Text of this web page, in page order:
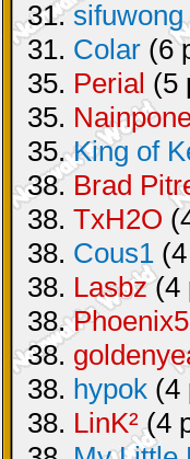
31.sifuwong
31. Colar (6
35. Perial (5
35.
35.King of
38. Brad
38. TxH2O
38. Cous1
38. Lasbz(4
38.
38.
38. hypok (4
38. LinK²(4